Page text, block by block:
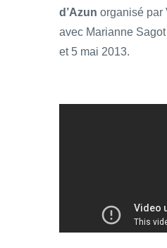
d’Azun organisé par
avec Marianne
et 5 mai 2013.